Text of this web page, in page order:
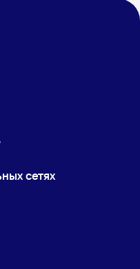
сетях